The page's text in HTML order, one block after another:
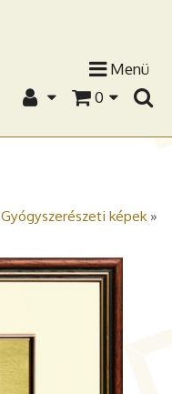
Menü
0
Gyógyszerészeti képek»